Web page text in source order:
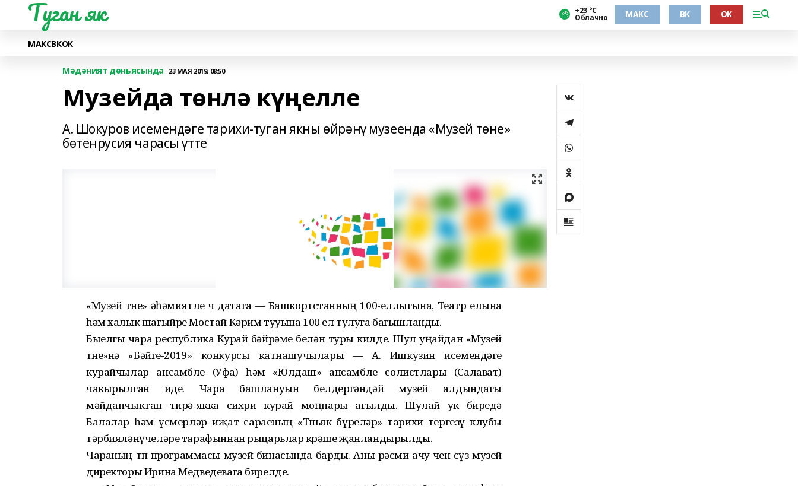
Туган як +23 °С
Облачно МАКС ВК ОК
МАКСВКОК
Мәдәният дөньясында 23 МАЯ 2019, 08:50
Музейда төнлә күңелле
А. Шокуров исемендәге тарихи-туган якны өйрәнү музеенда «Музей төне»
бөтенрусия чарасы үтте
«Музей төне» әһәмиятле өч датага — Башкортстанның 100-еллыгына, Театр елына
һәм халык шагыйре Мостай Кәрим тууына 100 ел тулуга багышланды.
Быелгы чара республика Курай бәйрәме белән туры килде. Шул уңайдан «Музей
төне»нә «Бәйге-2019» конкурсы катнашучылары — А. Ишкузин исемендәге
курайчылар ансамбле (Уфа) һәм «Юлдаш» ансамбле солистлары (Салават)
чакырылган иде. Чара башлануын белдергәндәй музей алдындагы
мәйданчыктан тирә-якка сихри курай моңнары агылды. Шулай ук биредә
Балалар һәм үсмерләр иҗат сараеның «Төньяк бүреләр» тарихи тергезү клубы
тәрбияләнүчеләре тарафыннан рыцарьлар көрәше җанландырылды.
Чараның төп программасы музей бинасында барды. Аны рәсми ачу өчен сүз музей
директоры Ирина Медведевага бирелде.